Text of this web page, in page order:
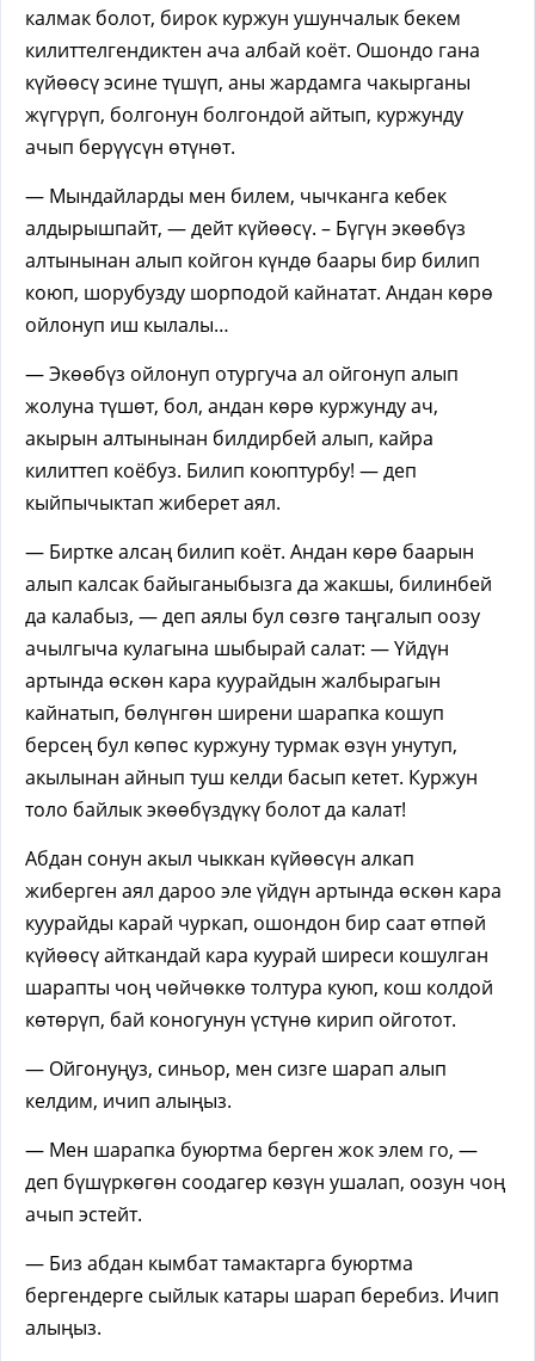
калмак болот, бирок куржун ушунчалык бекем
килиттелгендиктен ача албай коёт. Ошондо гана
күйөөсү эсине түшүп, аны жардамга чакырганы
жүгүрүп, болгонун болгондой айтып, куржунду
ачып берүүсүн өтүнөт.
— Мындайларды мен билем, чычканга кебек
алдырышпайт, — дейт күйөөсү. – Бүгүн экөөбүз
алтынынан алып койгон күндө баары бир билип
коюп, шорубузду шорподой кайнатат. Андан көрө
ойлонуп иш кылалы…
— Экөөбүз ойлонуп отургуча ал ойгонуп алып
жолуна түшөт, бол, андан көрө куржунду ач,
акырын алтынынан билдирбей алып, кайра
килиттеп коёбуз. Билип коюптурбу! — деп
кыйпычыктап жиберет аял.
— Биртке алсаң билип коёт. Андан көрө баарын
алып калсак байыганыбызга да жакшы, билинбей
да калабыз, — деп аялы бул сөзгө таңгалып оозу
ачылгыча кулагына шыбырай салат: — Үйдүн
артында өскөн кара куурайдын жалбырагын
кайнатып, бөлүнгөн ширени шарапка кошуп
берсең бул көпөс куржуну турмак өзүн унутуп,
акылынан айнып туш келди басып кетет. Куржун
толо байлык экөөбүздүкү болот да калат!
Абдан сонун акыл чыккан күйөөсүн алкап
жиберген аял дароо эле үйдүн артында өскөн кара
куурайды карай чуркап, ошондон бир саат өтпөй
күйөөсү айткандай кара куурай ширеси кошулган
шарапты чоң чөйчөккө толтура куюп, кош колдой
көтөрүп, бай коногунун үстүнө кирип ойготот.
— Ойгонуңуз, синьор, мен сизге шарап алып
келдим, ичип алыңыз.
— Мен шарапка буюртма берген жок элем го, —
деп бүшүркөгөн соодагер көзүн ушалап, оозун чоң
ачып эстейт.
— Биз абдан кымбат тамактарга буюртма
бергендерге сыйлык катары шарап беребиз. Ичип
алыңыз.